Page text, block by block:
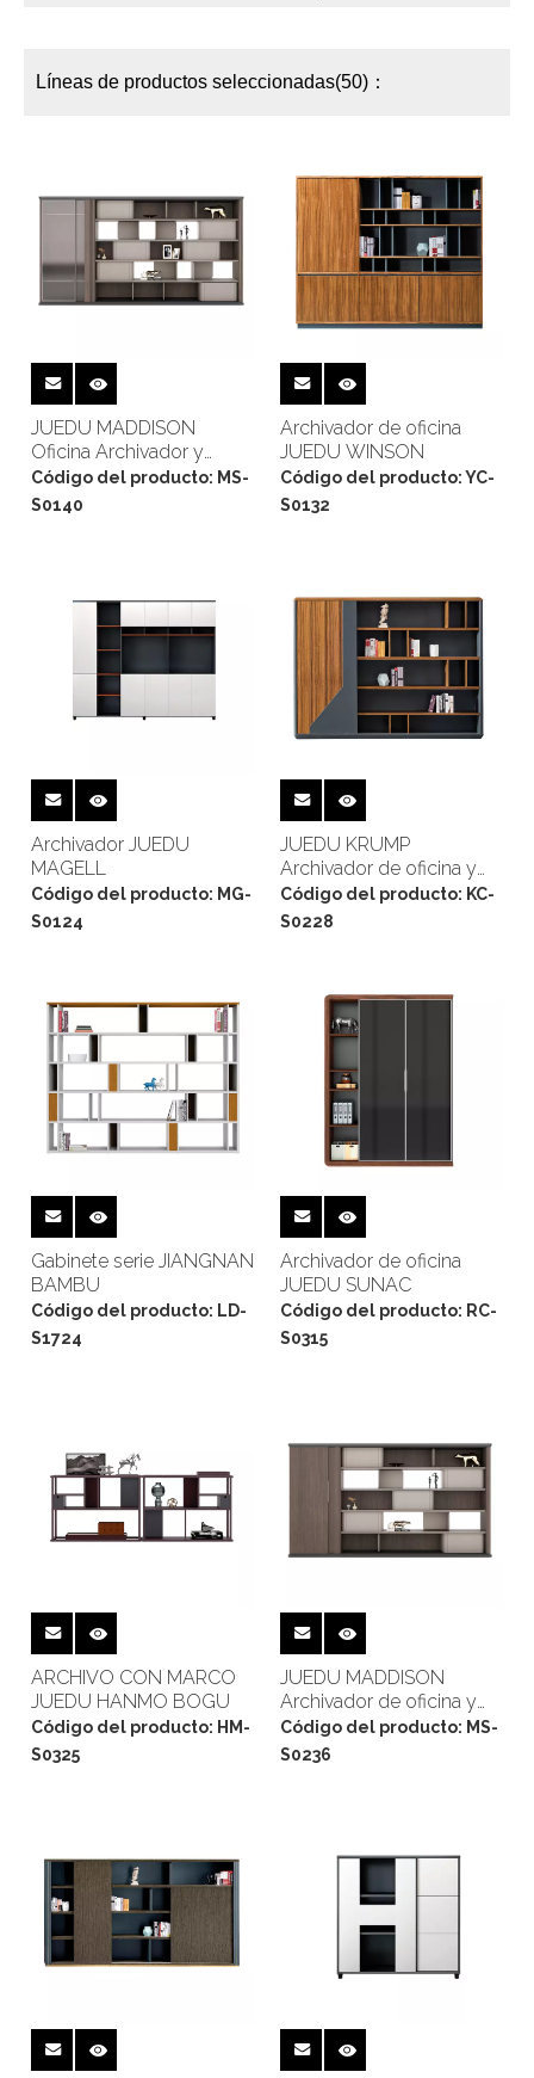
Líneas de productos seleccionadas(50)：
JUEDU MADDISON
Oficina Archivador y
librería
Código del producto: MS-
S0140
Archivador de oficina
JUEDU WINSON
Código del producto:YC-
S0132
Archivador JUEDU
MAGELL
Código del producto: MG-
S0124
JUEDU KRUMP
Archivador de oficina y
estantería
Código del producto: KC-
S0228
Gabinete serie JIANGNAN
BAMBU
Código del producto: LD-
S1724
Archivador de oficina
JUEDU SUNAC
Código del producto: RC-
S0315
ARCHIVO CON MARCO
JUEDU HANMO BOGU
Código del producto: HM-
S0325
JUEDU MADDISON
Archivador de oficina y
estantería
Código del producto: MS-
S0236